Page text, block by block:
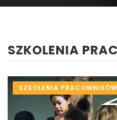
SZKOLENIA
SZKOLENIA PRACOWNIKÓW